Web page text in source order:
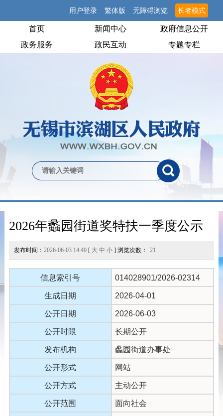
用户登录 繁体版 无障碍浏览 长者模式
首页 新闻中心
政府信息公开
政务服务
政民互动 专题专栏
2026年蠡园街道奖特扶一季度公示
发布时间： 2026-06-03 14:40[ 大 中 小] 浏览次数： 21
信息索引号 014028901/2026-02314
生成日期 2026-04-01
公开日期 2026-06-03
公开时限 长期公开
发布机构 蠡园街道办事处
公开形式 网站
公开方式 主动公开
公开范围 面向社会